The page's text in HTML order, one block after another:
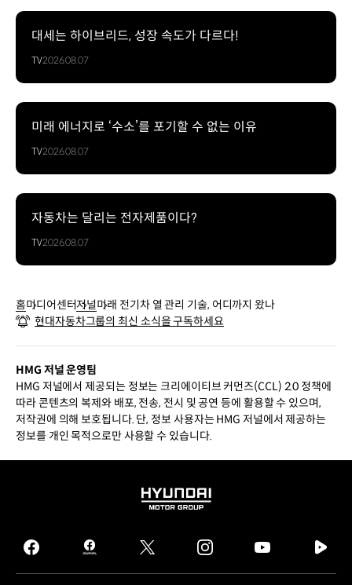
대세는 하이브리드, 성장 속도가 다르다!
TV2026.08.07
미래 에너지로 ‘수소’를 포기할 수 없는 이유
TV2026.08.07
자동차는 달리는 전자제품이다?
TV2026.08.07
홈미디어센터저널미래 전기차 열 관리 기술, 어디까지 왔나
현대자동차그룹의 최신 소식을 구독하세요
HMG 저널 운영팀
HMG 저널에서 제공되는 정보는 크리에이티브 커먼즈(CCL) 2.0 정책에
따라 콘텐츠의 복제와 배포, 전송, 전시 및 공연 등에 활용할 수 있으며,
저작권에 의해 보호됩니다. 단, 정보 사용자는 HMG 저널에서 제공하는
정보를 개인 목적으로만 사용할 수 있습니다.
HYUNDAI
GROUP
facebook
hmg
journal
twitter instagram
tv